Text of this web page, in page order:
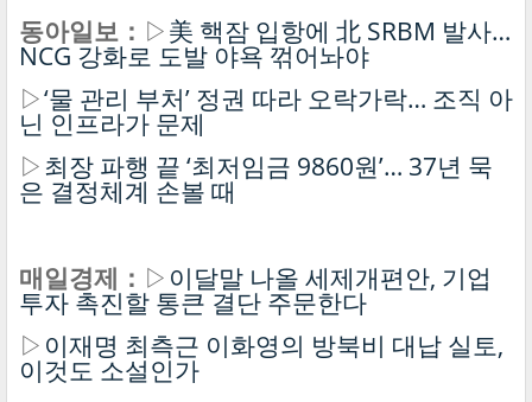
동아일보： ▷美 핵잠 입항에 北 SRBM 발사…
NCG 강화로 도발 야욕 꺾어놔야
▷‘물 관리 부처’ 정권 따라 오락가락… 조직 아
닌 인프라가 문제
▷최장 파행 끝 ‘최저임금 9860원’… 37년 묵
은 결정체계 손볼 때
매일경제： ▷ 이달말 나올 세제개편안, 기업
투자 촉진할 통큰 결단 주문한다
▷ 이재명 최측근 이화영의 방북비 대납 실토,
이것도 소설인가